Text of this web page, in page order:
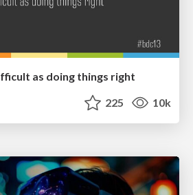
as doing things right
225 10k